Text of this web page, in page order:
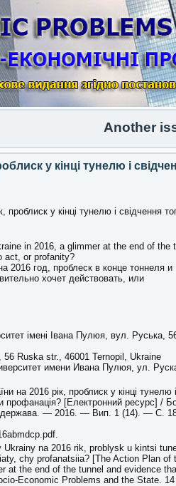
Another
у кінці тунелю і
проблиск у кінці тунелю і свідчення
in 2016, a glimmer at the end of the
act, or profanity?
2016 год, проблеск в конце тоннеля и
хочет действовать, или
імені Івана Пулюя, вул. Руська,
Ruska str., 46001 Ternopil, Ukraine
имени Ивана Пулюя, ул.
на 2016 рік, проблиск у кінці тунелю і
профанація? [Електронний ресурс] /
і держава. — 2016. — Вип. 1 (14). — С.
na 2016 rik, problysk u kintsi
chy profanatsiia? [The Action Plan of
at the end of the tunnel and evidence
Economic Problems and the State. 14